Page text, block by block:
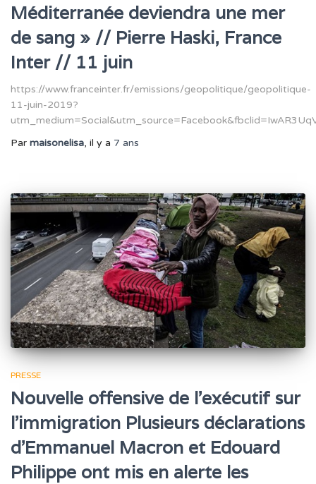
Méditerranée deviendra une mer
de sang » // Pierre Haski, France
Inter // 11 juin
https://www.franceinter.fr/emissions/geopolitique/geopolitique-
11-juin-2019?
Par maisonelisa, il y a 7 ans
PRESSE
Nouvelle offensive de l’exécutif sur
l’immigration Plusieurs déclarations
d’Emmanuel Macron et Edouard
Philippe ont mis en alerte les